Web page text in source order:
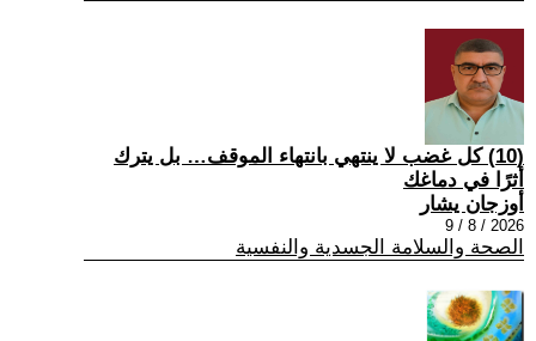
(10) كل غضب لا ينتهي بانتهاء الموقف… بل يترك
أثرًا في دماغك
أوزجان يشار
2026 / 8 / 9
الصحة والسلامة الجسدية والنفسية